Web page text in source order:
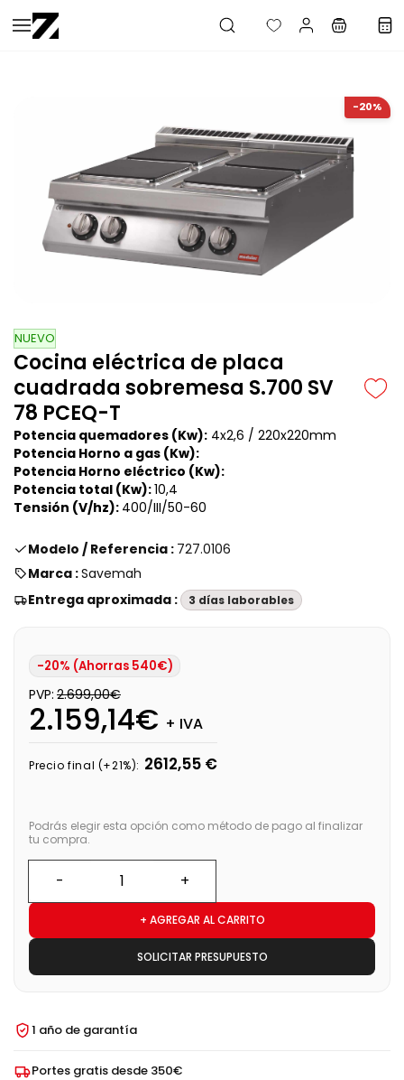
Saltar al
contenido
-20%
NUEVO
Cocina eléctrica de placa
cuadrada sobremesa S.700 SV
78 PCEQ-T
Potencia quemadores (Kw): 4x2,6 / 220x220mm
Potencia Horno a gas (Kw):
Potencia Horno eléctrico (Kw):
Potencia total (Kw):10,4
Tensión (V/hz): 400/III/50-60
Modelo / Referencia : 727.0106
Marca :Savemah
Entrega aproximada :
3 días laborables
-20% (Ahorras 540€)
PVP: 2.699,00€
2.159,14€ + IVA
Precio final (+21%): 2612,55 €
Podrás elegir esta opción como método de pago al finalizar
tu compra.
+ AGREGAR AL CARRITO
SOLICITAR PRESUPUESTO
1 año de garantía
Portes gratis desde 350€